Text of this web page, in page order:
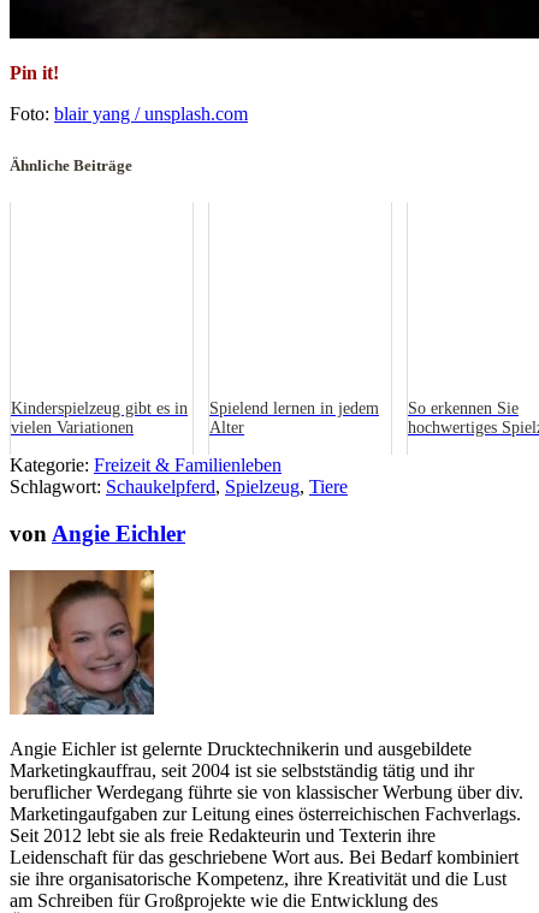
Pin it!
Foto: blair yang / unsplash.com
Ähnliche Beiträge
Kinderspielzeug gibt es in
vielen Variationen
Spielend lernen in jedem
Alter
So erkennen Sie
hochwertiges
Kategorie: Freizeit & Familienleben
Schlagwort: Schaukelpferd, Spielzeug, Tiere
von Angie Eichler
Angie Eichler ist gelernte Drucktechnikerin und ausgebildete
Marketingkauffrau, seit 2004 ist sie selbstständig tätig und ihr
beruflicher Werdegang führte sie von klassischer Werbung über div.
Marketingaufgaben zur Leitung eines österreichischen Fachverlags.
Seit 2012 lebt sie als freie Redakteurin und Texterin ihre
Leidenschaft für das geschriebene Wort aus. Bei Bedarf kombiniert
sie ihre organisatorische Kompetenz, ihre Kreativität und die Lust
am Schreiben für Großprojekte wie die Entwicklung des